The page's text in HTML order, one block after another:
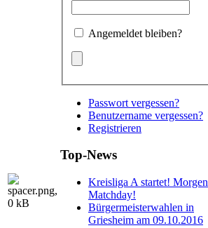
Angemeldet bleiben?
Passwort vergessen?
Benutzername vergessen?
Registrieren
Top-News
Kreisliga A startet! Morgen
Matchday!
Bürgermeisterwahlen in
Griesheim am 09.10.2016